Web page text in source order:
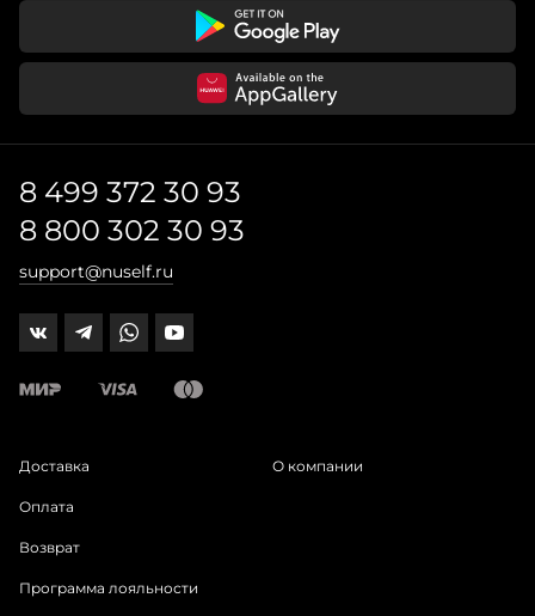
8 499 372 30 93
8 800 302 30 93
support@nuself.ru
Доставка
Оплата
Возврат
Программа лояльности
О компании